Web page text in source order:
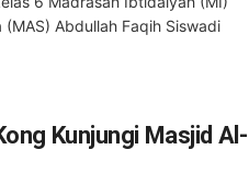
Abdullah Faqih Siswadi
Kunjungi Masjid Al-